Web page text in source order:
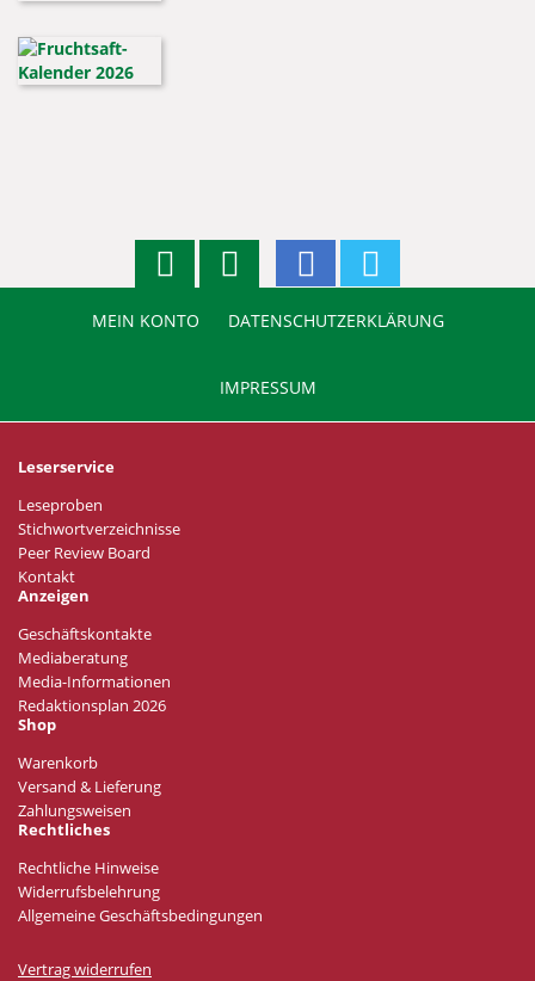
MEIN KONTO DATENSCHUTZERKLÄRUNG
IMPRESSUM
Leserservice
Leseproben
Stichwortverzeichnisse
Peer Review Board
Kontakt
Anzeigen
Geschäftskontakte
Mediaberatung
Media-Informationen
Redaktionsplan 2026
Shop
Warenkorb
Versand & Lieferung
Zahlungsweisen
Rechtliches
Rechtliche Hinweise
Widerrufsbelehrung
Allgemeine Geschäftsbedingungen
Vertrag widerrufen